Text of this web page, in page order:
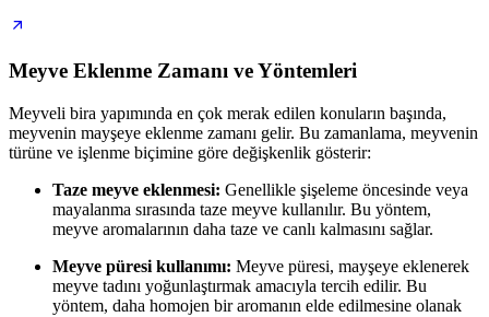
Meyve Eklenme Zamanı ve Yöntemleri
Meyveli bira yapımında en çok merak edilen konuların başında,
meyvenin mayşeye eklenme zamanı gelir. Bu zamanlama, meyvenin
türüne ve işlenme biçimine göre değişkenlik gösterir:
Taze meyve eklenmesi: Genellikle şişeleme öncesinde veya
mayalanma sırasında taze meyve kullanılır. Bu yöntem,
meyve aromalarının daha taze ve canlı kalmasını sağlar.
Meyve püresi kullanımı: Meyve püresi, mayşeye eklenerek
meyve tadını yoğunlaştırmak amacıyla tercih edilir. Bu
yöntem, daha homojen bir aromanın elde edilmesine olanak